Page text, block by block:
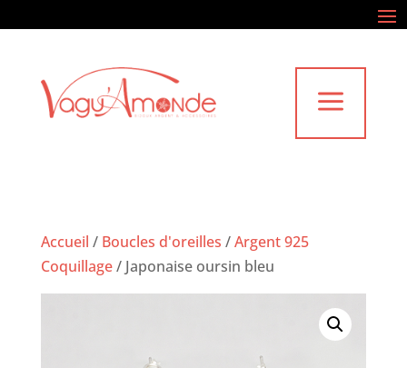
a
Accueil / Boucles d'oreilles /Argent 925
Coquillage/ Japonaise oursin bleu